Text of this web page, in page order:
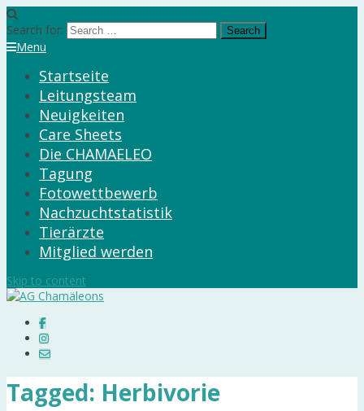
Search for:
Menu
Startseite
Leitungsteam
Neuigkeiten
Care Sheets
Die CHAMAELEO
Tagung
Fotowettbewerb
Nachzuchtstatistik
Tierärzte
Mitglied werden
Skip to content
Tagged: Herbivorie